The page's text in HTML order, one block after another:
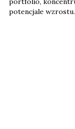
potencjale wzrostu.